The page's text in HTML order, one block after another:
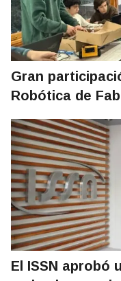
Gran
Robótica de
El ISSN aprobó